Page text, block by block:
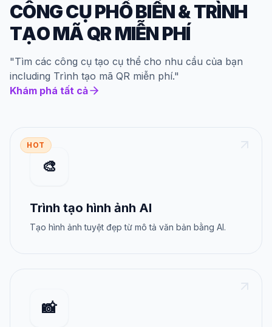
CÔNG CỤ PHỔ BIẾN&TRÌNH
TẠO MÃ QR MIỄN PHÍ
"Tìm các công cụ tạo cụ thể cho nhu cầu của bạn
including Trình tạo mã QR miễn phí."
Khám phá tất cả
HOT
🎨
Trình tạo hình ảnh AI
Tạo hình ảnh tuyệt đẹp từ mô tả văn bản bằng AI.
📸